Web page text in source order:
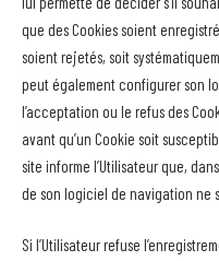
que des Cookies soient
soient rejetés, soit
peut également configurer son
l’acceptation ou le refus des
avant qu’un Cookie soit
site informe l’Utilisateur que,
de son logiciel de navigation ne
Si l’Utilisateur refuse